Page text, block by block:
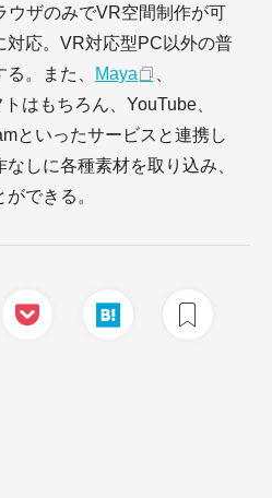
ウザのみでVR空間制作が可
対応。VR対応型PC以外の普
。また、
Maya
はもちろん、YouTube、
といったサービスと連携し
しに各種素材を取り込み、
できる。